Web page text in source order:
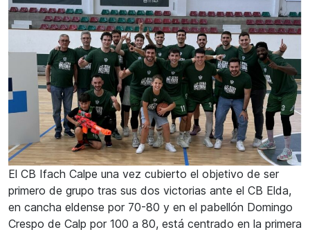
El CB Ifach Calpe una vez cubierto el objetivo de ser
primero de grupo tras sus dos victorias ante el CB Elda,
en cancha eldense por 70-80 y en el pabellón Domingo
Crespo de Calp por 100 a 80, está centrado en la primera